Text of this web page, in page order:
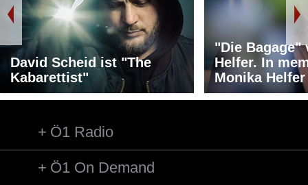
David Scheid ist "The
Kabarettist"
"Die Bagage"
Helfer. In
Monika Helfer
Ö1 Radio
Ö1 On Demand